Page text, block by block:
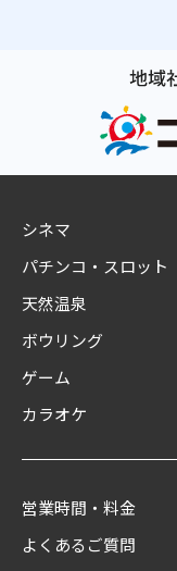
シネマ
パチンコ・スロット
天然温泉
ボウリング
ゲーム
カラオケ
営業時間・料金
よくあるご質問